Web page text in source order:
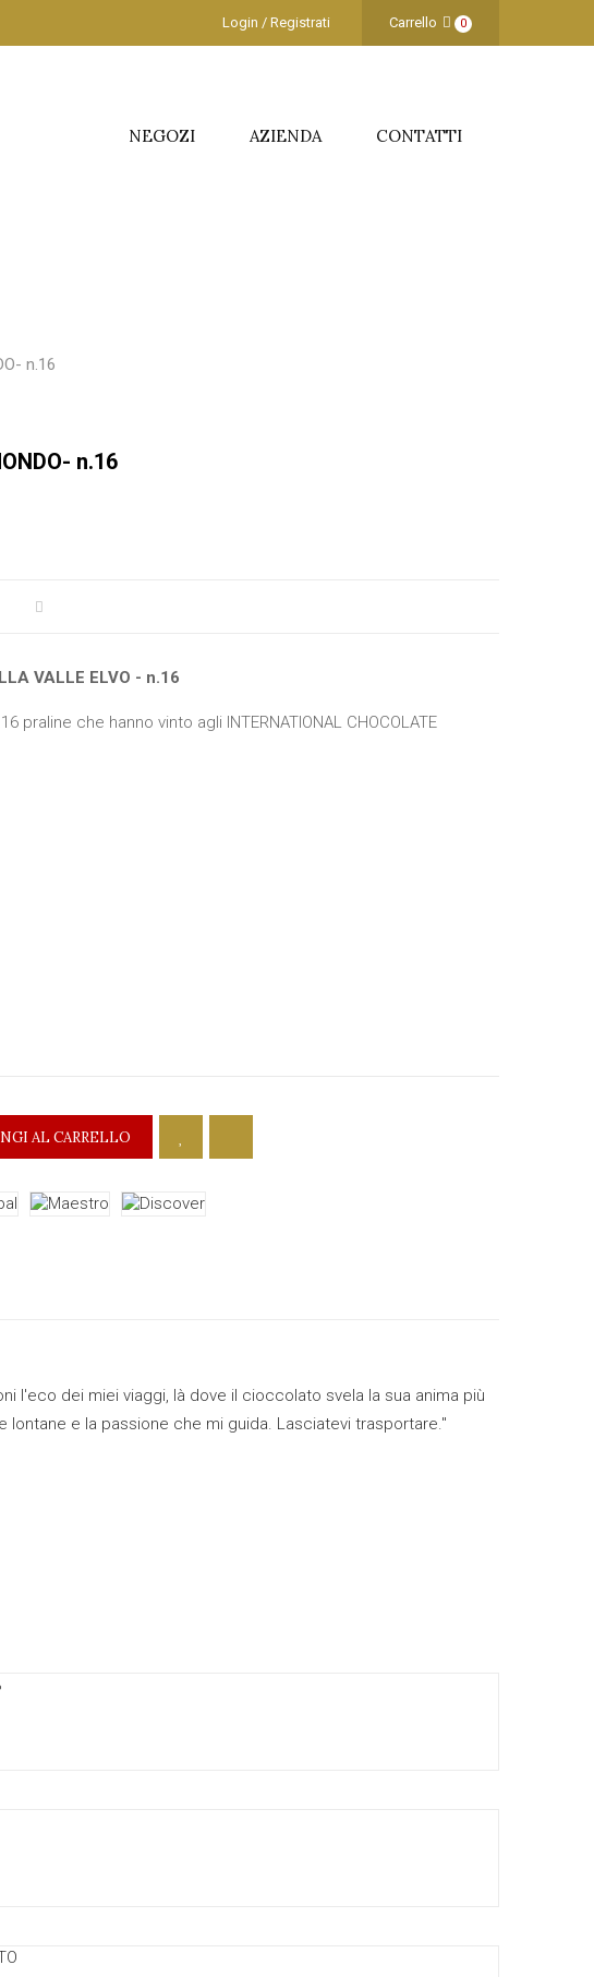
Login / Registrati Carrello 0
NEGOZI AZIENDA CONTATTI
n.16
n.16
VALLE ELVO - n.16
praline che hanno vinto agli INTERNATIONAL CHOCOLATE
AL CARRELLO
l'eco dei miei viaggi, là dove il cioccolato svela la sua anima più
e la passione che mi guida. Lasciatevi trasportare."